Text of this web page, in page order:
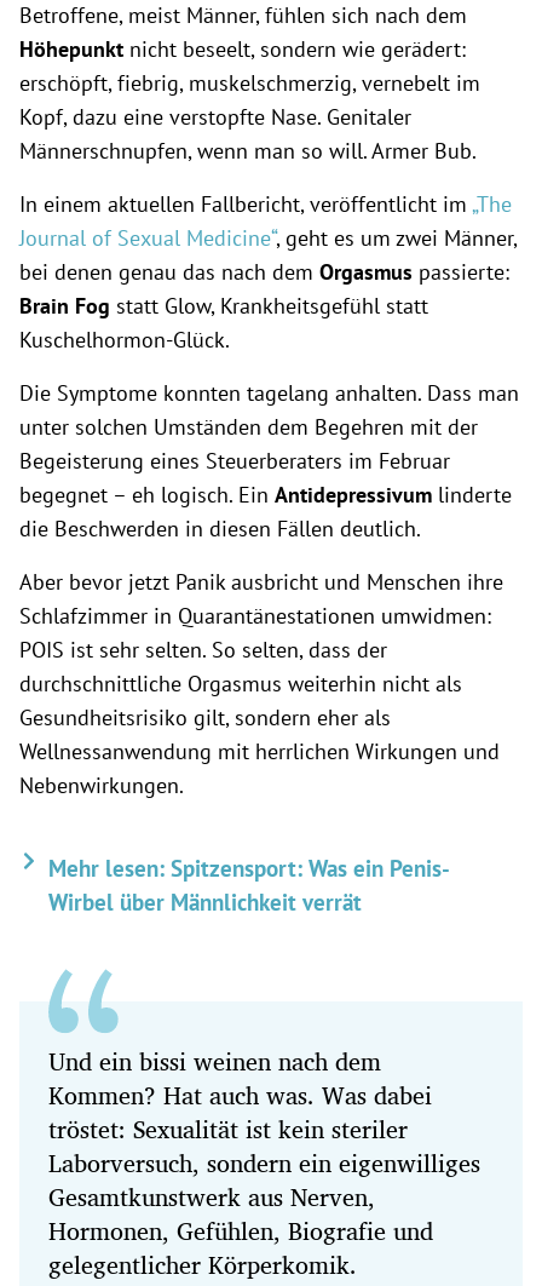
Betroffene, meist Männer, fühlen sich nach dem
Höhepunkt nicht beseelt, sondern wie gerädert:
erschöpft, fiebrig, muskelschmerzig, vernebelt im
Kopf, dazu eine verstopfte Nase. Genitaler
Männerschnupfen, wenn man so will. Armer Bub.
In einem aktuellen Fallbericht, veröffentlicht im „The
Journal of Sexual Medicine“, geht es um zwei Männer,
bei denen genau das nach dem Orgasmus passierte:
Brain Fog statt Glow, Krankheitsgefühl statt
Kuschelhormon-Glück.
Die Symptome konnten tagelang anhalten. Dass man
unter solchen Umständen dem Begehren mit der
Begeisterung eines Steuerberaters im Februar
begegnet – eh logisch. Ein Antidepressivum linderte
die Beschwerden in diesen Fällen deutlich.
Aber bevor jetzt Panik ausbricht und Menschen ihre
Schlafzimmer in Quarantänestationen umwidmen:
POIS ist sehr selten. So selten, dass der
durchschnittliche Orgasmus weiterhin nicht als
Gesundheitsrisiko gilt, sondern eher als
Wellnessanwendung mit herrlichen Wirkungen und
Nebenwirkungen.
Mehr lesen: Spitzensport: Was ein Penis-
Wirbel über Männlichkeit verrät
Und ein bissi weinen nach dem
Kommen? Hat auch was. Was dabei
tröstet: Sexualität ist kein steriler
Laborversuch, sondern ein eigenwilliges
Gesamtkunstwerk aus Nerven,
Hormonen, Gefühlen, Biografie und
gelegentlicher Körperkomik.